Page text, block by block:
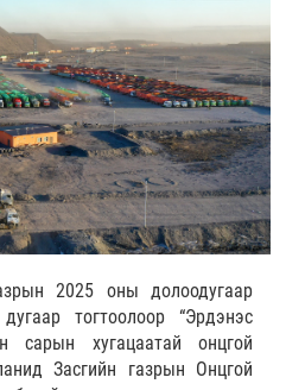
2025 оны долоодугаар
тогтоолоор “Эрдэнэс
сарын хугацаатай онцгой
Засгийн газрын Онцгой